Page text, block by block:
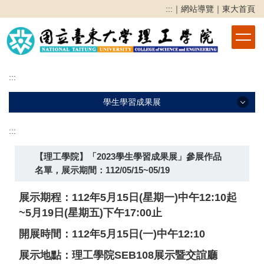
到
主
要
區
::: ｜ 網站導覽 ｜ 東大首頁
:::
學生學習成果展
2025學生學習成果展
2023學生學習成果展
:::
【理工學院】「2023學生學習成果展」參展作品
名單，展示期間：112/05/15~05/19
展示期程：112年5月15日(星期一)中午12:10起
~5月19日(星期五)下午17:00止
開展時間：112年5月15日(一)中午12:10
展示地點：理工學院SEB108展示暨交誼廳